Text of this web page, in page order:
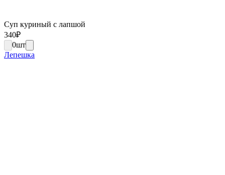
Суп куриный с лапшой
340₽
0шт
Лепешка